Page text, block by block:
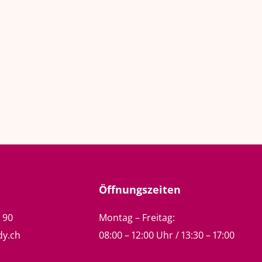
90
Öffnungszeiten
Montag – Freitag:
08:00 – 12:00 Uhr / 13:30 – 17:00